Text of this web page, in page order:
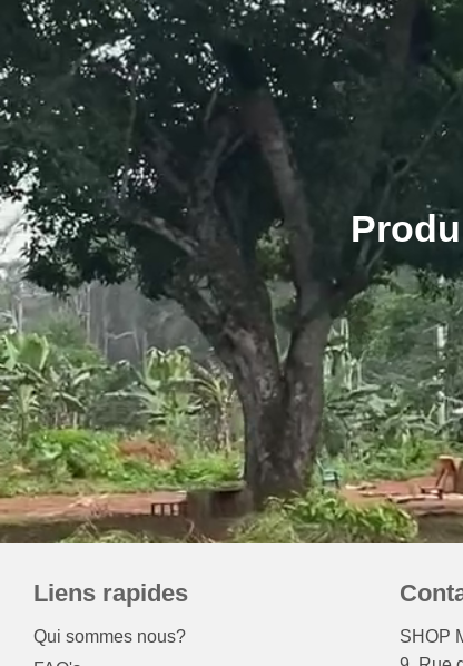
Liens rapides
Qui sommes nous?
SHOP